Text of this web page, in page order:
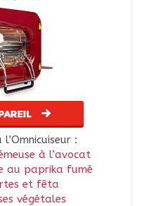
:
à l’avocat
au paprika fumé
et fêta
végétales